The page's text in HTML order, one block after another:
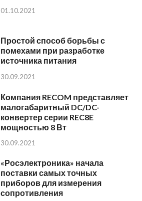
01.10.2021
Простой способ борьбы с
помехами при разработке
источника питания
30.09.2021
Компания RECOM представляет
малогабаритный DC/DC-
конвертер серии REC8E
мощностью 8 Вт
30.09.2021
«Росэлектроника» начала
поставки самых точных
приборов для измерения
сопротивления